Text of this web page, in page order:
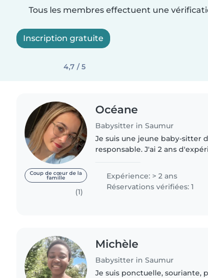
Tous les membres effectuent une
Inscription gratuite
4,7 / 5
Coup de cœur de la
famille
(1)
Océane
Babysitter in Saumur
Je suis une jeune baby-sitter
responsable. J'ai 2 ans
titulaire des..
Expérience: > 2 ans
Réservations vérifiées: 1
Michèle
Babysitter in Saumur
Je suis ponctuelle, souriante,